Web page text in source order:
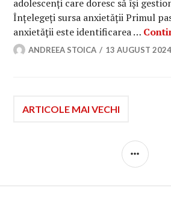
adolescenți care doresc să își
Înțelegeți sursa anxietății Primul
anxietății este identificarea …
ANDREEA STOICA 13 AUGUST 2024
Navigare
articole
ARTICOLE MAI VECHI
BARĂ